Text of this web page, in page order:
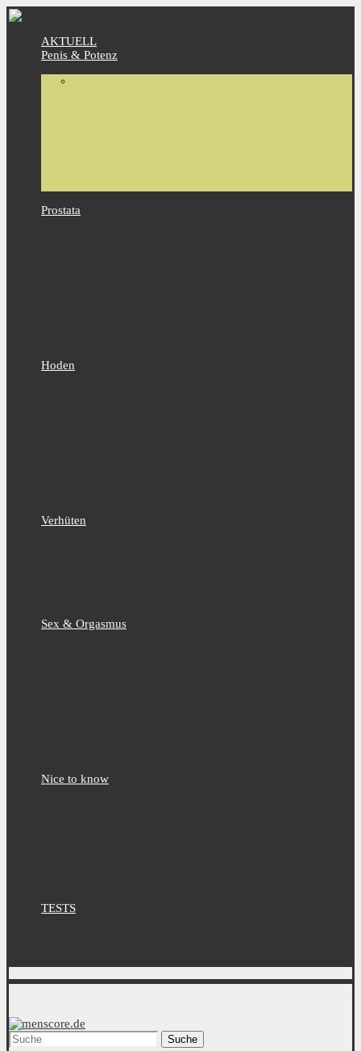
AKTUELL
Penis & Potenz
Prostata
Hoden
Verhüten
Sex & Orgasmus
Nice to know
TESTS
Suche